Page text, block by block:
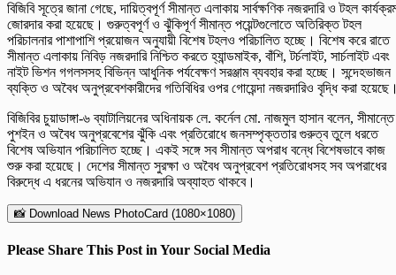
বিজিবি সূত্রে জানা গেছে, দায়িত্বপূর্ণ সীমান্ত এলাকায় সার্বক্ষণিক নজরদারি ও টহল
জোরদার করা হয়েছে। গুরুত্বপূর্ণ ও ঝুঁকিপূর্ণ সীমান্ত পয়েন্টগুলোতে অতিরিক্ত টহল
পরিচালনার পাশাপাশি প্রয়োজন অনুযায়ী বিশেষ টহলও পরিচালিত হচ্ছে। বিশেষ করে রাতে
সীমান্ত এলাকায় নিবিড় নজরদারি নিশ্চিত করতে হ্যান্ডমাইক, বাঁশি, টর্চলাইট, সার্চলাইট এবং
নাইট ভিশন গগলসসহ বিভিন্ন আধুনিক পর্যবেক্ষণ সরঞ্জাম ব্যবহার করা হচ্ছে। সন্দেহভাজন
ব্যক্তি ও অবৈধ অনুপ্রবেশকারীদের গতিবিধির ওপর গোয়েন্দা নজরদারিও বৃদ্ধি করা
বিজিবির চুয়াডাঙ্গা-৬ ব্যাটালিয়নের অধিনায়ক লে. কর্নেল মো. নাজমুল হাসান বলেন, সীমান্তে
পুশইন ও অবৈধ অনুপ্রবেশের ঝুঁকি এবং প্রতিরোধে জনসম্পৃক্ততার গুরুত্ব তুলে ধরতে
বিশেষ অভিযান পরিচালিত হচ্ছে। একই সঙ্গে সব সীমান্ত অপরাধ বন্ধে বিশেষভাবে কাজ
শুরু করা হয়েছে। দেশের সীমান্ত সুরক্ষা ও অবৈধ অনুপ্রবেশ প্রতিরোধসহ সব অপরাধের
বিরুদ্ধে এ ধরনের অভিযান ও নজরদারি অব্যাহত থাকবে।
📸 Download News PhotoCard (1080×1080)
Please Share This Post in Your Social Media